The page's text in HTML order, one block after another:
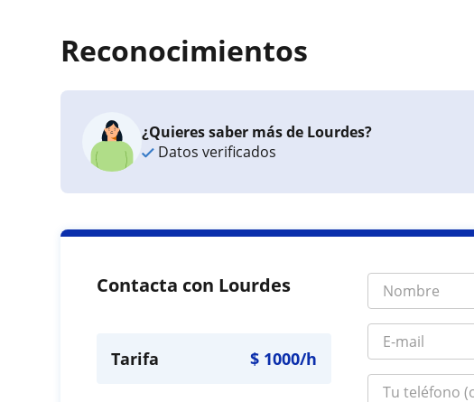
Reconocimientos
¿Quieres saber más de Lourdes?
Datos verificados
Contacta con Lourdes
Tarifa $ 1000/h